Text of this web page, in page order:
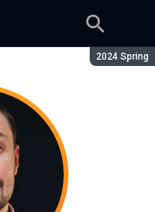
Сезон:
2024 Spring